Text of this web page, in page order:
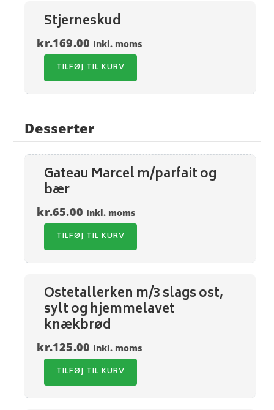
Stjerneskud
kr.169.00 Inkl. moms
TILFØJ TIL KURV
Desserter
Gateau Marcel m/parfait og
bær
kr.65.00 Inkl. moms
TILFØJ TIL KURV
Ostetallerken m/3 slags ost,
sylt og hjemmelavet
knækbrød
kr.125.00 Inkl. moms
TILFØJ TIL KURV